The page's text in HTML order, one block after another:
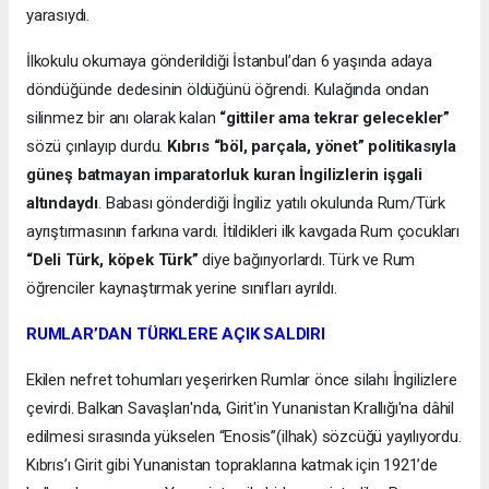
yarasıydı.
İlkokulu okumaya gönderildiği İstanbul’dan 6 yaşında adaya
döndüğünde dedesinin öldüğünü öğrendi. Kulağında ondan
silinmez bir anı olarak kalan “gittiler ama tekrar gelecekler”
sözü çınlayıp durdu. Kıbrıs “böl, parçala, yönet” politikasıyla
güneş batmayan imparatorluk kuran İngilizlerin işgali
altındaydı. Babası gönderdiği İngiliz yatılı okulunda Rum/Türk
ayrıştırmasının farkına vardı. İtildikleri ilk kavgada Rum çocukları
“Deli Türk, köpek Türk” diye bağırıyorlardı. Türk ve Rum
öğrenciler kaynaştırmak yerine sınıfları ayrıldı.
RUMLAR’DAN TÜRKLERE AÇIK SALDIRI
Ekilen nefret tohumları yeşerirken Rumlar önce silahı İngilizlere
çevirdi. Balkan Savaşları'nda, Girit'in Yunanistan Krallığı'na dâhil
edilmesi sırasında yükselen “Enosis”(ilhak) sözcüğü yayılıyordu.
Kıbrıs’ı Girit gibi Yunanistan topraklarına katmak için 1921’de